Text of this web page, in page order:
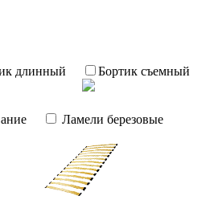
длинный Бортик съемный
Ламели березовые